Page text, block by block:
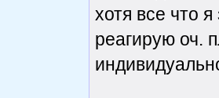
хотя все что
реагирую оч.